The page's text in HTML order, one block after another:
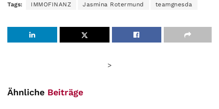
Tags: IMMOFINANZ Jasmina Rotermund teamgnesda
>
Ähnliche Beiträge